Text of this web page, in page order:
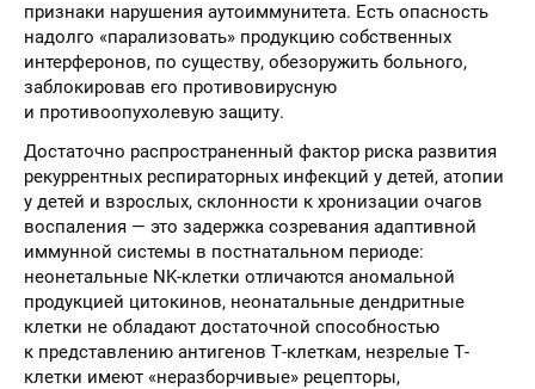
признаки нарушения аутоиммунитета. Есть опасность
надолго «парализовать» продукцию собственных
интерферонов, по существу, обезоружить больного,
заблокировав его противовирусную
и противоопухолевую защиту.
Достаточно распространенный фактор риска развития
рекуррентных респираторных инфекций у детей, атопии
у детей и взрослых, склонности к хронизации очагов
воспаления — это задержка созревания адаптивной
иммунной системы в постнатальном периоде:
неонетальные NK-клетки отличаются аномальной
продукцией цитокинов, неонатальные дендритные
клетки не обладают достаточной способностью
к представлению антигенов Т-клеткам, незрелые Т-
клетки имеют «неразборчивые» рецепторы,